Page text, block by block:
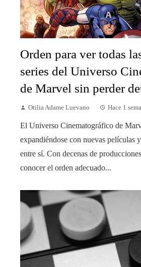
Orden para ver todas
series del Universo
de Marvel sin perder
Otilia Adame Luevano Hace 1
El Universo Cinematográfico de
expandiéndose con nuevas películas
entre sí. Con decenas de
conocer el orden adecuado...